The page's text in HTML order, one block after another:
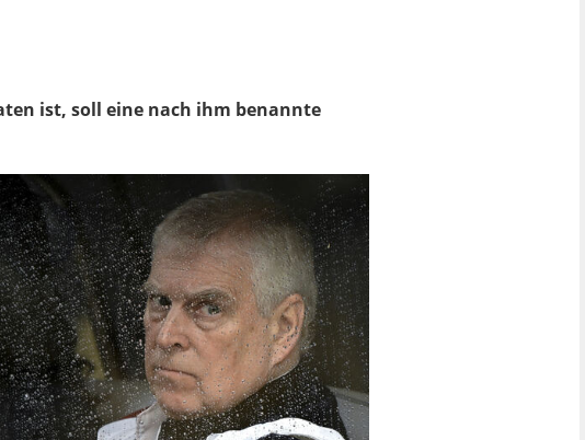
ist, soll eine nach ihm benannte